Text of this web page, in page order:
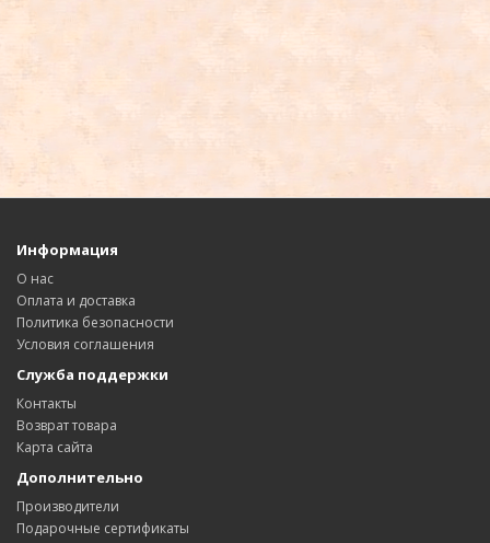
Информация
О нас
Оплата и доставка
Политика безопасности
Условия соглашения
Служба поддержки
Контакты
Возврат товара
Карта сайта
Дополнительно
Производители
Подарочные сертификаты